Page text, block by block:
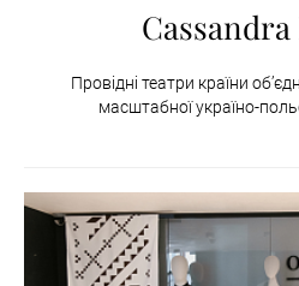
Провідні театри країни
масштабної україно-